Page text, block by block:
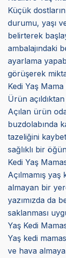
Küçük
durumu, yaşı
belirterek
ambalajındaki
ayarlama
görüşerek
Kedi Yaş
Ürün
Açılan ürün
buzdolabında
tazeliğini
sağlıklı bir
Kedi Yaş
Açılmamış yaş
almayan bir
yazımızda da
saklanması
Yaş Kedi
Yaş kedi
ve hava